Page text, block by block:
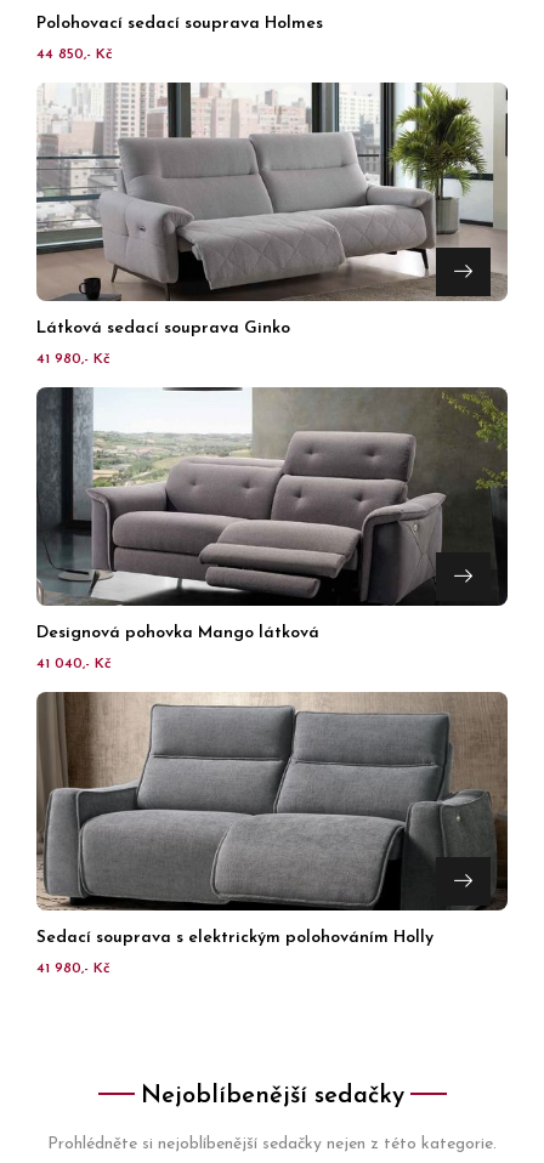
Polohovací sedací souprava Holmes
44 850,- Kč
Látková sedací souprava Ginko
41 980,- Kč
Designová pohovka Mango látková
41 040,- Kč
Sedací souprava s elektrickým polohováním Holly
41 980,- Kč
Nejoblíbenější sedačky
Prohlédněte si nejoblíbenější sedačky nejen z této kategorie.